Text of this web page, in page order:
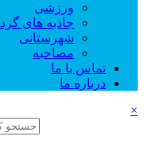
ورزشی
جاذبه های
شهرستانی
مصاحبه
تماس با ما
درباره ما
×